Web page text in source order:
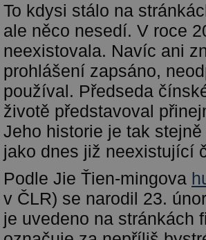
To kdysi stálo na
ale něco nesedí. V roce
neexistovala. Navíc ani
prohlášení zapsáno,
používal. Předseda
životě představoval
Jeho historie je tak
jako dnes již neexistující
Podle Jie Ťien-mingova
v ČLR) se narodil 23.
je uvedeno na stránkách